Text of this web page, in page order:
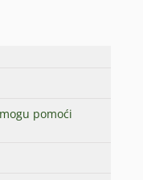
pomoći